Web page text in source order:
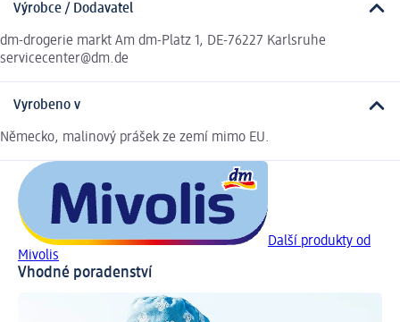
Výrobce / Dodavatel
dm-drogerie markt Am dm-Platz 1, DE-76227 Karlsruhe
servicecenter@dm.de
Vyrobeno v
Německo, malinový prášek ze zemí mimo EU.
Další produkty od
Mivolis
Vhodné poradenství